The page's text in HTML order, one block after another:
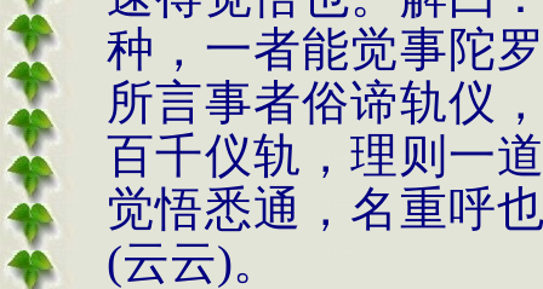
种，一者能觉事陀
所言事者俗谛轨仪
百千仪轨，理则一
觉悟悉通，名重呼
(云云)。